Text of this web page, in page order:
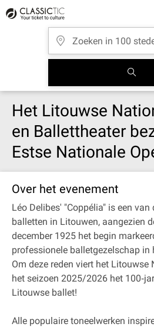
Het Litouwse
en Ballettheater
Estse Nationale
Over het evenement
Léo Delibes' "Coppélia" is een
balletten in Litouwen, aangezien
december 1925 het begin
professionele balletgezelschap in
Om deze reden viert het
het seizoen 2025/2026 het
Litouwse ballet!
Alle populaire toneelwerken